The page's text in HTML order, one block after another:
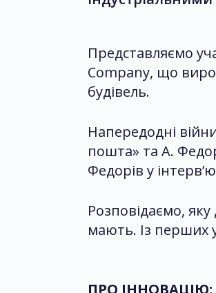
Представляємо
Company, що
будівель.
Напередодні
пошта» та А.
Федорів у
Розповідаємо,
мають. Із перших
ПРО ІННОВАЦІЮ: